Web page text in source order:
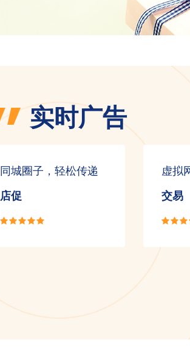
实时广告
同城圈子，轻松传递
店促
虚拟
交易